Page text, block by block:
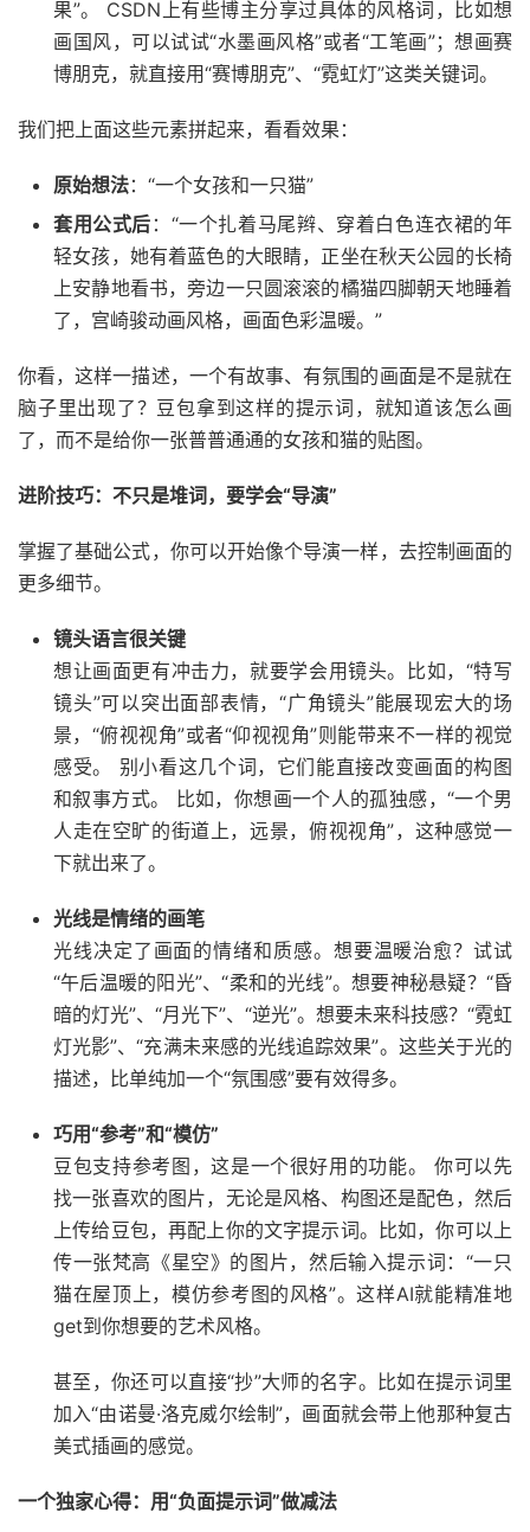
果”。 CSDN上有些博主分享过具体的风格词，比如想
画国风，可以试试“水墨画风格”或者“工笔画”；想画赛
博朋克，就直接用“赛博朋克”、“霓虹灯”这类关键词。
我们把上面这些元素拼起来，看看效果：
原始想法：“一个女孩和一只猫”
套用公式后 ：“一个扎着马尾辫、穿着白色连衣裙的年
轻女孩，她有着蓝色的大眼睛，正坐在秋天公园的长椅
上安静地看书，旁边一只圆滚滚的橘猫四脚朝天地睡着
了，宫崎骏动画风格，画面色彩温暖。”
你看，这样一描述，一个有故事、有氛围的画面是不是就在
脑子里出现了？豆包拿到这样的提示词，就知道该怎么画
了，而不是给你一张普普通通的女孩和猫的贴图。
进阶技巧：不只是堆词，要学会“导演”
掌握了基础公式，你可以开始像个导演一样，去控制画面的
更多细节。
镜头语言很关键
想让画面更有冲击力，就要学会用镜头。比如，“特写
镜头”可以突出面部表情，“广角镜头”能展现宏大的场
景，“俯视视角”或者“仰视视角”则能带来不一样的视觉
感受。 别小看这几个词，它们能直接改变画面的构图
和叙事方式。 比如，你想画一个人的孤独感，“一个男
人走在空旷的街道上，远景，俯视视角”，这种感觉一
下就出来了。
光线是情绪的画笔
光线决定了画面的情绪和质感。想要温暖治愈？试试
“午后温暖的阳光”、“柔和的光线”。想要神秘悬疑？“昏
暗的灯光”、“月光下”、“逆光”。想要未来科技感？“霓虹
灯光影”、“充满未来感的光线追踪效果”。这些关于光的
描述，比单纯加一个“氛围感”要有效得多。
巧用“参考”和“模仿”
豆包支持参考图，这是一个很好用的功能。 你可以先
找一张喜欢的图片，无论是风格、构图还是配色，然后
上传给豆包，再配上你的文字提示词。比如，你可以上
传一张梵高《星空》的图片，然后输入提示词：“一只
猫在屋顶上，模仿参考图的风格”。这样AI就能精准地
get到你想要的艺术风格。
甚至，你还可以直接“抄”大师的名字。比如在提示词里
加入“由诺曼·洛克威尔绘制”，画面就会带上他那种复古
美式插画的感觉。
一个独家心得：用“负面提示词”做减法